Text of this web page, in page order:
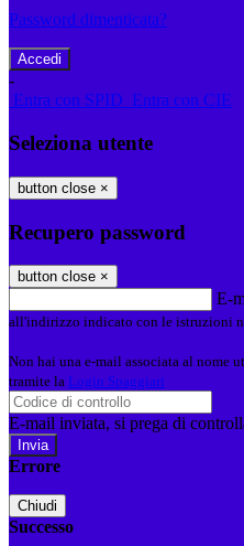
Password dimenticata?
-
Entra con SPID Entra con CIE
Seleziona utente
button close ×
Recupero password
button close ×
E-
all'indirizzo indicato con le istruzioni
Non hai una e-mail associata al nome
tramite la Login Spaggiari
E-mail inviata, si prega di
Errore
Chiudi
Successo